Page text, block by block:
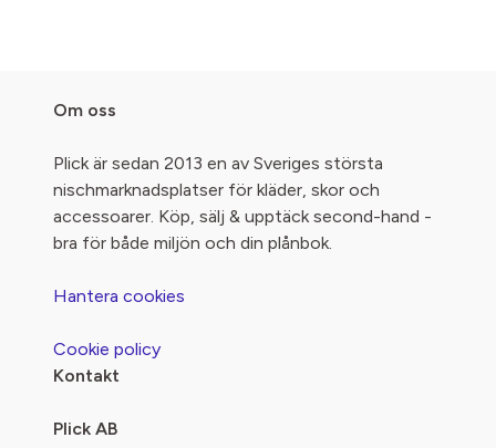
Om oss
Plick är sedan 2013 en av Sveriges största
nischmarknadsplatser för kläder, skor och
accessoarer. Köp, sälj & upptäck second-hand -
bra för både miljön och din plånbok.
Hantera cookies
Cookie policy
Kontakt
Plick AB